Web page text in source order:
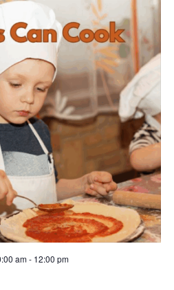
am- 12:00 pm